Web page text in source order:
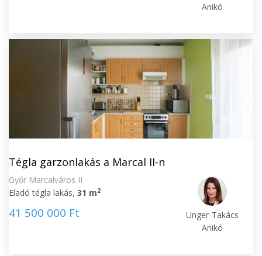
Anikó
Tégla garzonlakás a Marcal II-n
Győr Marcalváros II
Eladó tégla lakás, 31 m2
41 500 000 Ft
Unger-Takács
Anikó